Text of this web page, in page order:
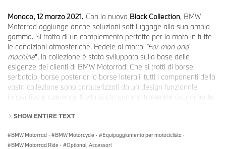
Monaco, 12 marzo 2021. Con la nuova Black Collection, BMW
Motorrad aggiunge anche soluzioni soft luggage alla sua ampia
gamma. Si tratta di un complemento perfetto per la moto in tutte
le condizioni atmosferiche. Fedele al motto "For man and
machine", la collezione è stata sviluppata sulla base delle
esigenze dei clienti di BMW Motorrad. Che si tratti di borse
serbatoio, borse posteriori o borse laterali, tutti i componenti della
vasta collezione sono caratterizzati da un design funzionale,
innovativo e coerente. Nella vasta gamma troverete sicuramente
Tank Bag Black Collection, large (GS)
SHOW ENTIRE TEXT
BMW Motorrad · BMW Motorcycle · Equipaggiamento per motociclista ·
BMW Motorrad Ride · Optional, Accessori